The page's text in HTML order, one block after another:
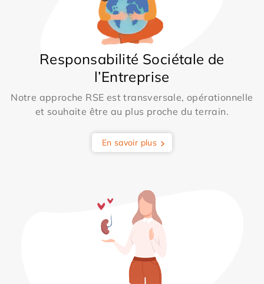
Responsabilité Sociétale de
l’Entreprise
Notre approche RSE est transversale, opérationnelle
et souhaite être au plus proche du terrain.
En savoir plus